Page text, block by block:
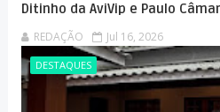
Ditinho da AviVip e Paulo
REDAÇÃO Jul 16, 2026
DESTAQUES